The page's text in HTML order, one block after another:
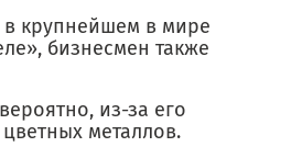
крупнейшем в мире
бизнесмен также
из-за его
металлов.